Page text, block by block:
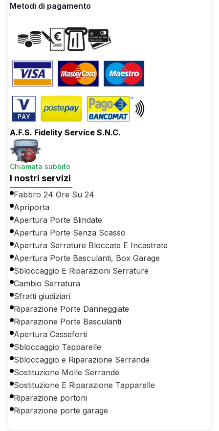
Metodi di pagamento
A.F.S. Fidelity Service S.N.C.
Chiamata subbito
I nostri servizi
Fabbro 24 Ore Su 24
Apriporta
Apertura Porte Blindate
Apertura Porte Senza Scasso
Apertura Serrature Bloccate E Incastrate
Apertura Porte Basculanti, Box Garage
Sbloccaggio E Riparazioni Serrature
Cambio Serratura
Sfratti giudiziari
Riparazione Porte Danneggiate
Riparazione Porte Basculanti
Apertura Casseforti
Sbloccaggio Tapparelle
Sbloccaggio e Riparazione Serrande
Sostituzione Molle Serrande
Sostituzione E Riparazione Tapparelle
Riparazione portoni
Riparazione porte garage